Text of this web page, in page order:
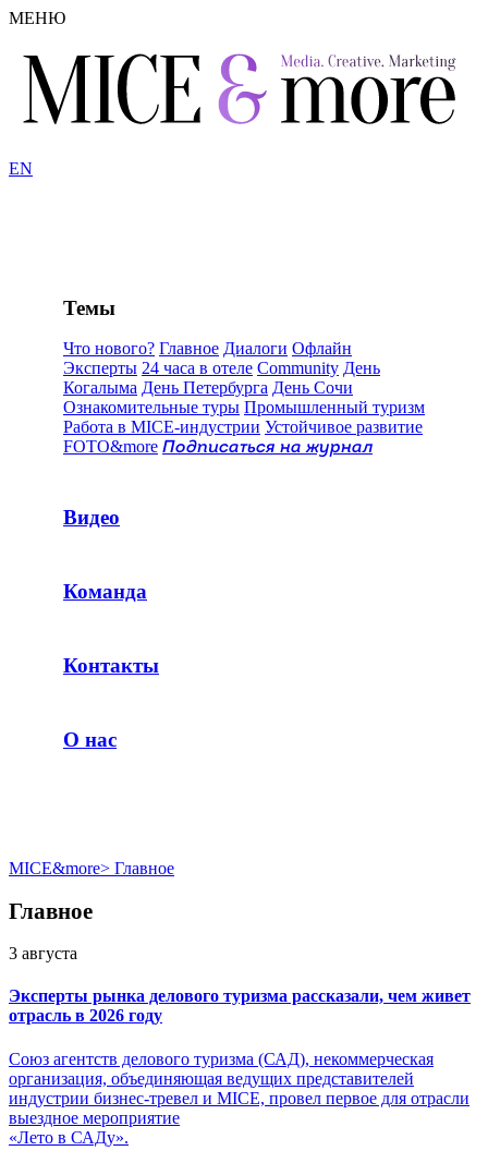
МЕНЮ
EN
Темы
Что нового? Главное Диалоги Офлайн
Эксперты 24 часа в отеле Community День
Когалыма День Петербурга День Сочи
Ознакомительные туры Промышленный туризм
Работа в MICE-индустрии Устойчивое развитие
FOTO&more Подписаться на журнал
Видео
Команда
Контакты
О нас
MICE&more> Главное
Главное
3 августа
Эксперты рынка делового туризма рассказали, чем живет
отрасль в 2026 году
Союз агентств делового туризма (САД), некоммерческая
организация, объединяющая ведущих представителей
индустрии бизнес-тревел и MICE, провел первое для отрасли
выездное мероприятие
«Лето в САДу».